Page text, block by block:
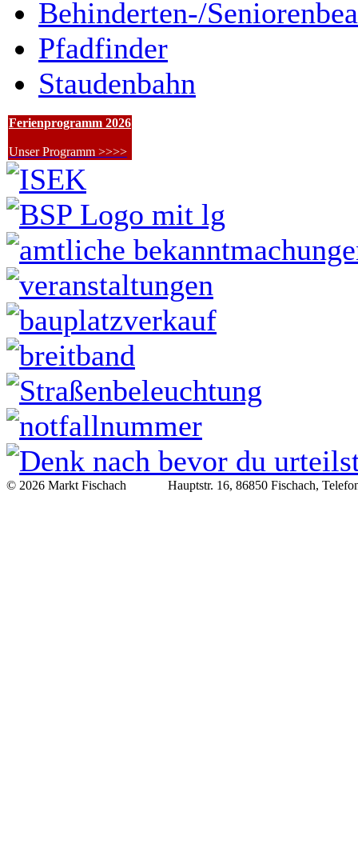
Behinderten-/
Pfadfinder
Staudenbahn
Ferienprogramm 2026
Unser Programm >>>>
© 2026 Markt Fischach Hauptstr. 16, 86850 Fischach, Telefon